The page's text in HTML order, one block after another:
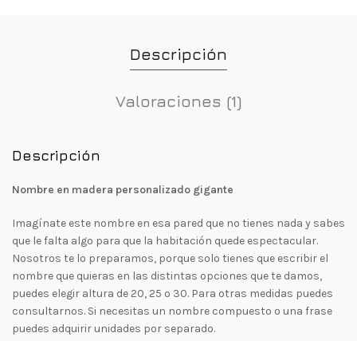
Descripción
Valoraciones (1)
Descripción
Nombre en madera personalizado gigante
Imagínate este nombre en esa pared que no tienes nada y sabes
que le falta algo para que la habitación quede espectacular.
Nosotros te lo preparamos, porque solo tienes que escribir el
nombre que quieras en las distintas opciones que te damos,
puedes elegir altura de 20, 25 o 30. Para otras medidas puedes
consultarnos. Si necesitas un nombre compuesto o una frase
puedes adquirir unidades por separado.